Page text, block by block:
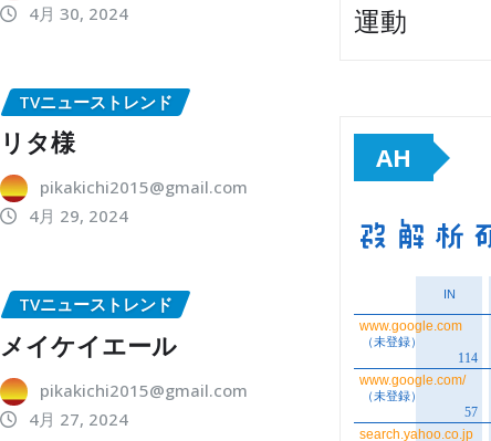
4月 30, 2024
TVニューストレンド
リタ様
pikakichi2015@gmail.com
4月 29, 2024
TVニューストレンド
メイケイエール
pikakichi2015@gmail.com
4月 27, 2024
運動
AH